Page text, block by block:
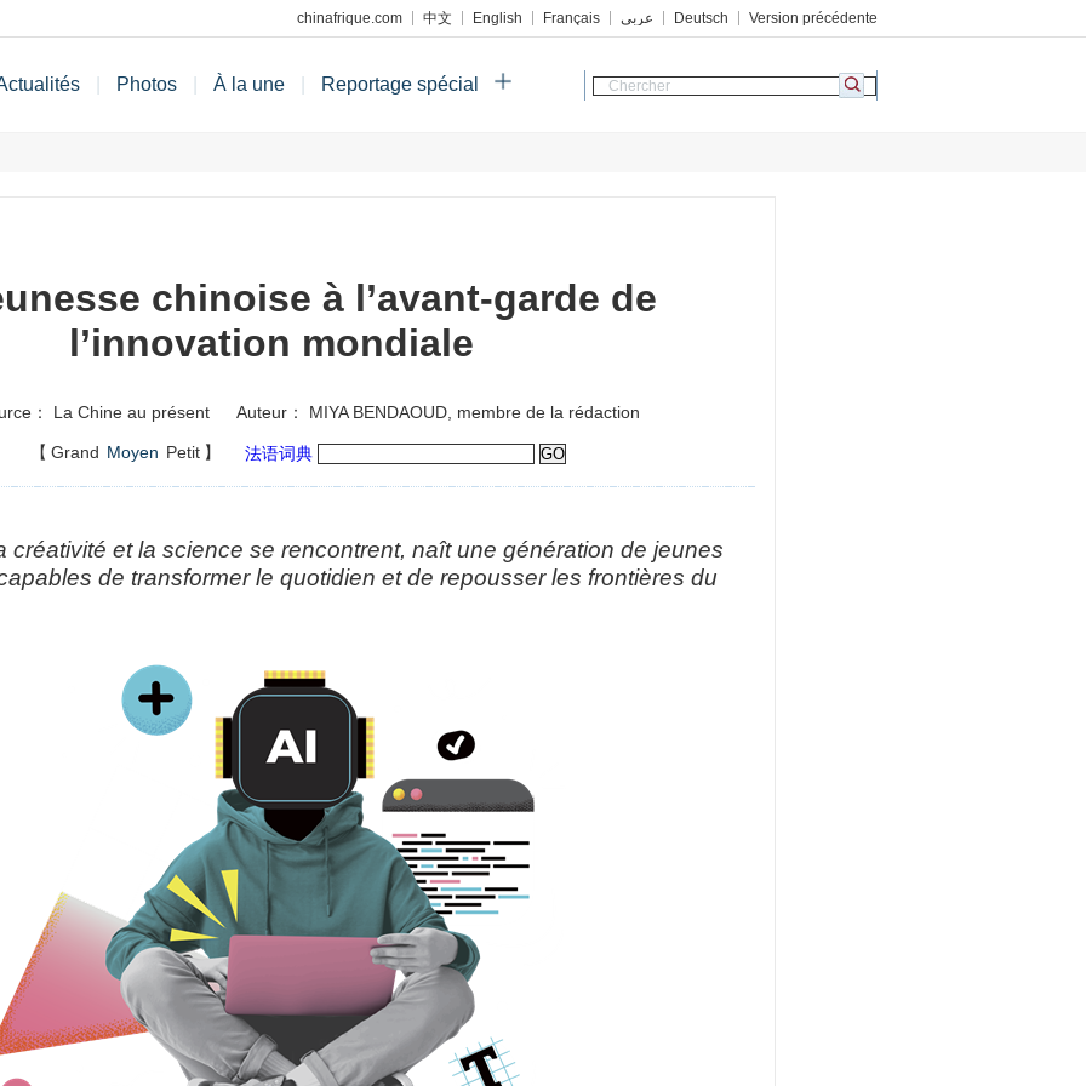
chinafrique.com 中文 English Français عربي Deutsch Version précédente
Photos À la une Reportage spécial
chinoise à l’avant-garde de
l’innovation mondiale
： La Chine au présent Auteur： MIYA BENDAOUD, membre de la rédaction
【 Grand Moyen Petit 】 法语词典
créativité et la science se rencontrent, naît une génération de jeunes
de transformer le quotidien et de repousser les frontières du